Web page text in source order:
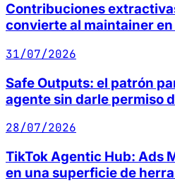
Contribuciones
convierte al maintainer
31/07/2026
Safe Outputs: el patrón
agente sin darle permiso
28/07/2026
TikTok Agentic Hub: Ads
en una superficie de